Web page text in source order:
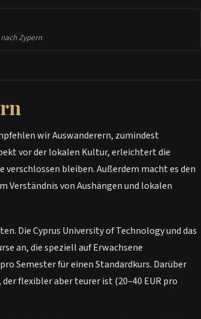
Zypern
wir Auswanderern, zumindest
vor der lokalen Kultur, erleichtert die
bleiben. Außerdem macht es den
Verständnis von Aushängen und lokalen
Die Cyprus University of Technology und das
an, die speziell auf Erwachsene
Semester für einen Standardkurs. Darüber
flexibler aber teurer ist (20–40 EUR pro